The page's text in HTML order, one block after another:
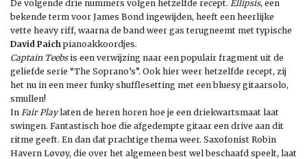
De volgende drie nummers volgen hetzelfde recept. Ellipsis, een
bekende term voor James Bond ingewijden, heeft een heerlijke
vette heavy riff, waarna de band weer gas terugneemt met typische
David Paich pianoakkoordjes.
Captain Teebsis een verwijzing naar een populair fragment uit de
geliefde serie “The Soprano’s”. Ook hier weer hetzelfde recept, zij
het nu in een meer funky shufflesetting met een bluesy gitaarsolo,
smullen!
In Fair Playlaten de heren horen hoe je een driekwartsmaat laat
swingen. Fantastisch hoe die afgedempte gitaar een drive aan dit
ritme geeft. En dan dat prachtige thema weer. Saxofonist Robin
Havern Løvøy, die over het algemeen best wel beschaafd speelt, laat